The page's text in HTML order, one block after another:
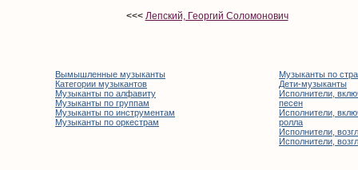
<<< Лепский, Георгий Соломонович
Вымышленные музыканты
Категории музыкантов
Музыканты по алфавиту
Музыканты по группам
Музыканты по инструментам
Музыканты по оркестрам
Музыканты по
Дети-музыканты
Исполнители,
песен
Исполнители,
ролла
Исполнители,
Исполнители,